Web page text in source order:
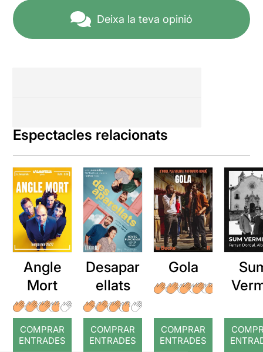
Deixa la teva opinió
Espectacles relacionats
Angle
Mort
COMPRAR
ENTRADES
Desapar
ellats
COMPRAR
ENTRADES
Gola
COMPRAR
ENTRADES